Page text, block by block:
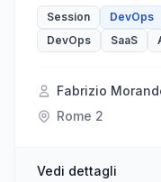
teams can
infrastructure
compliance. This
insights about the
effective demo by
attaches external
Session DevOps
DevOps
SaaS
Fabrizio
Rome 2
Vedi dettagli